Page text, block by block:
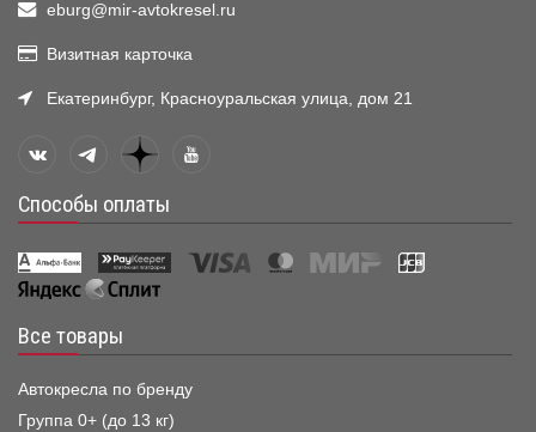
eburg@mir-avtokresel.ru
Визитная карточка
Екатеринбург, Красноуральская улица, дом 21
Способы оплаты
Все товары
Автокресла по бренду
Группа 0+ (до 13 кг)